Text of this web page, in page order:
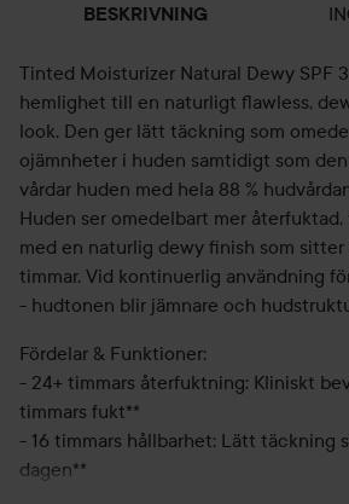
BESKRIVNING
Tinted Moisturizer Natural Dewy SPF
hemlighet till en naturligt flawless,
look. Den ger lätt täckning som
ojämnheter i huden samtidigt som
vårdar huden med hela 88 %
Huden ser omedelbart mer
med en naturlig dewy finish som
timmar. Vid kontinuerlig användning
- hudtonen blir jämnare och
Fördelar & Funktioner:
- 24+ timmars återfuktning: Kliniskt
timmars fukt**
- 16 timmars hållbarhet: Lätt täckning
dagen**